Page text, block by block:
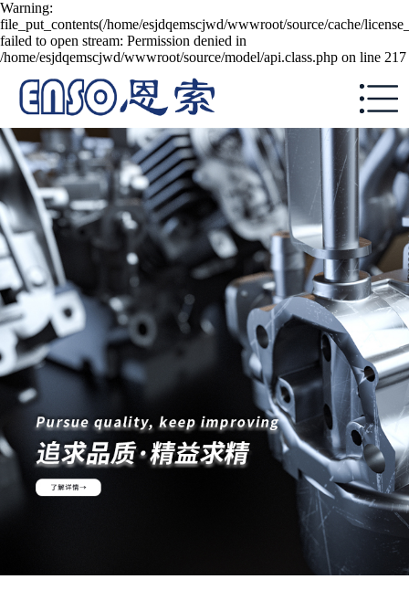
Warning:
file_put_contents(/home/esjdqemscjwd/wwwroot/source/cache/
failed to open stream: Permission denied in
/home/esjdqemscjwd/wwwroot/source/model/api.class.php on line 217